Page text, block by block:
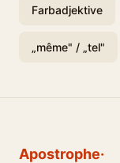
Farbadjektive
„même" / „tel"
Apostrophe·